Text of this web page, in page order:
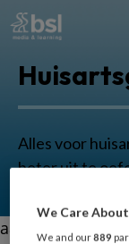
Alles voor
beter uit te
aa
We Care
We and our889